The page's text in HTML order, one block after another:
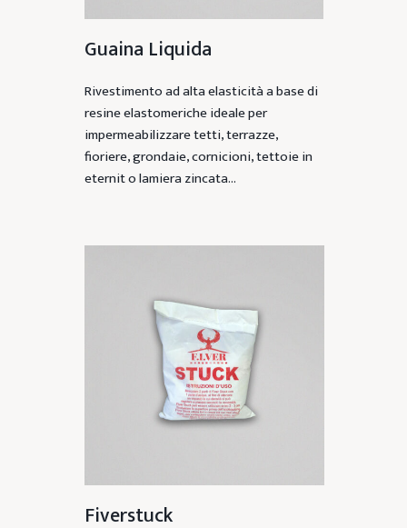
Guaina Liquida
Rivestimento ad alta elasticità a base di
resine elastomeriche ideale per
impermeabilizzare tetti, terrazze,
fioriere, grondaie, cornicioni, tettoie in
eternit o lamiera zincata…
Fiverstuck